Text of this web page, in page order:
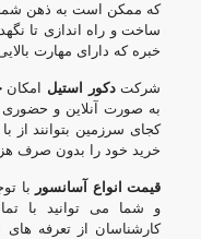
که ممکن است به ذهن
ساخت و راه اندازی تا
خبره که دارای مهارت
شرکتدکور استیل امکان
به صورت آنلاین و
کجای سرزمین بتوانند از
خرید خود را بدون صرف
قیمت انواع آسانسور با
و شما می توانید با
کارشناسان از تعرفه های